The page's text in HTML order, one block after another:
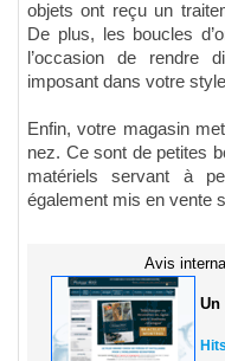
objets ont reçu un
De plus, les boucles
l’occasion de rendre
imposant dans votre
Enfin, votre magasin
nez. Ce sont de petites
matériels servant à
également mis en vente
Avis
Un
Hits